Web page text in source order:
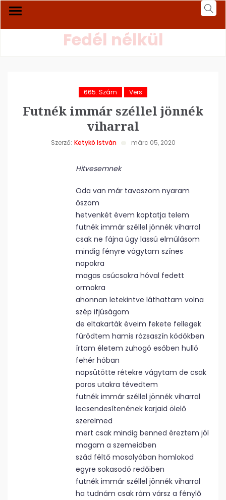
Fedél nélkül
665. Szám Vers
Futnék immár széllel jönnék
viharral
Szerző: Ketykó István márc 05, 2020
Hitvesemnek
Oda van már tavaszom nyaram
őszöm
hetvenkét évem koptatja telem
futnék immár széllel jönnék viharral
csak ne fájna úgy lassú elmúlásom
mindig fényre vágytam színes
napokra
magas csúcsokra hóval fedett
ormokra
ahonnan letekintve láthattam volna
szép ifjúságom
de eltakarták éveim fekete fellegek
fürödtem hamis rózsaszín ködökben
írtam életem zuhogó esőben hulló
fehér hóban
napsütötte rétekre vágytam de csak
poros utakra tévedtem
futnék immár széllel jönnék viharral
lecsendesítenének karjaid ölelő
szerelmed
mert csak mindig benned éreztem jól
magam a szemeidben
szád féltő mosolyában homlokod
egyre sokasodó redőiben
futnék immár széllel jönnék viharral
ha tudnám csak rám vársz a fénylő